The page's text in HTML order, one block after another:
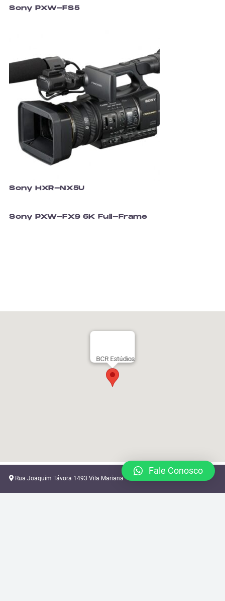
Sony PXW-FS5
Sony HXR-NX5U
Sony PXW-FX9 6K Full-Frame
BCR Estúdios
Rua Joaquim Távora 1493 Vila Mariana
Fale Conosco